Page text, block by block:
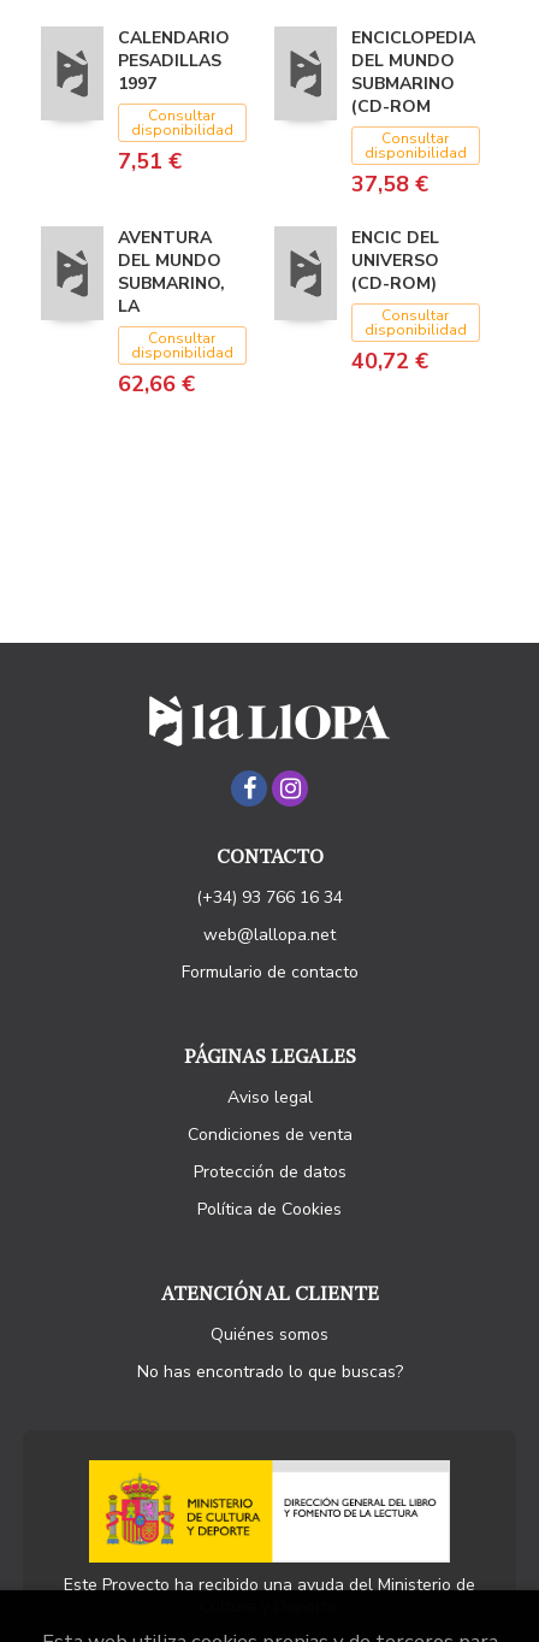
CALENDARIO
PESADILLAS
1997
Consultar
disponibilidad
7,51 €
ENCICLOPEDIA
DEL MUNDO
SUBMARINO
(CD-ROM
Consultar
disponibilidad
37,58 €
AVENTURA
DEL MUNDO
SUBMARINO,
LA
Consultar
disponibilidad
62,66 €
ENCIC DEL
UNIVERSO
(CD-ROM)
Consultar
disponibilidad
40,72 €
CONTACTO
(+34) 93 766 16 34
web@lallopa.net
Formulario de contacto
PÁGINAS LEGALES
Aviso legal
Condiciones de venta
Protección de datos
Política de Cookies
ATENCIÓN AL CLIENTE
Quiénes somos
No has encontrado lo que buscas?
Este Proyecto ha recibido una ayuda del Ministerio de